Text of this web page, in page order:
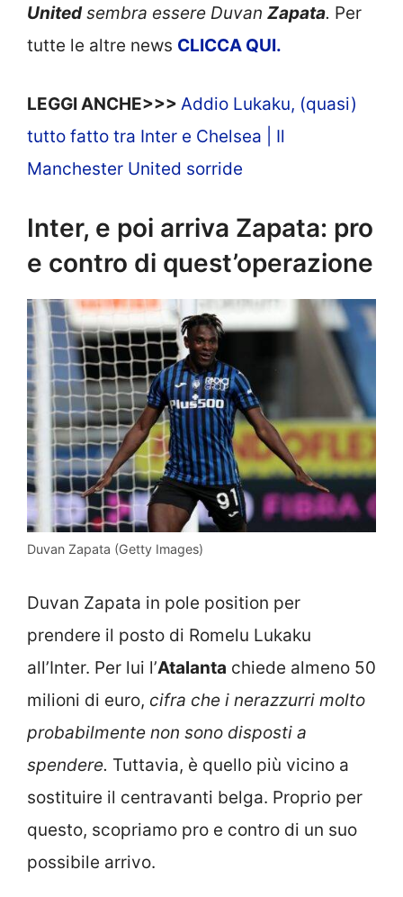
Unitedsembra essere Duvan Zapata. Per
tutte le altre news CLICCA QUI.
LEGGI ANCHE>>> Addio Lukaku, (quasi)
tutto fatto tra Inter e Chelsea | Il
Manchester United sorride
Inter, e poi arriva Zapata: pro
e contro di quest’operazione
Duvan Zapata (Getty Images)
Duvan Zapata in pole position per
prendere il posto di Romelu Lukaku
all’Inter. Per lui l’Atalanta chiede almeno 50
milioni di euro, cifra che i nerazzurri molto
probabilmente non sono disposti a
spendere. Tuttavia, è quello più vicino a
sostituire il centravanti belga. Proprio per
questo, scopriamo pro e contro di un suo
possibile arrivo.